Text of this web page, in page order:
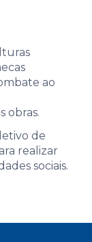
ao
obras.
de
realizar
sociais.